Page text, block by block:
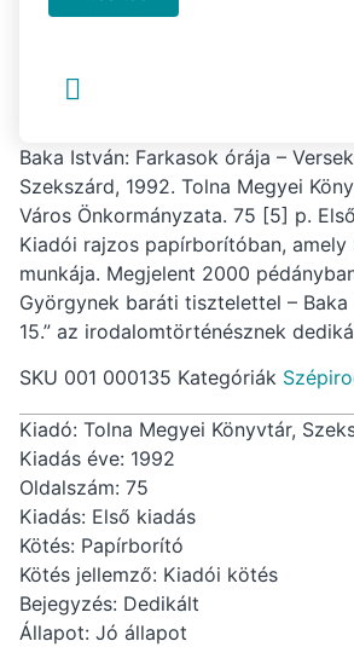
Baka István: Farkasok órája –
Szekszárd, 1992. Tolna Megyei
Város Önkormányzata. 75 [5] p.
Kiadói rajzos papírborítóban, amely
munkája. Megjelent 2000
Györgynek baráti tisztelettel – Baka
15.” az irodalomtörténésznek
SKU 001 000135 Kategóriák
Kiadó: Tolna Megyei Könyvtár,
Kiadás éve: 1992
Oldalszám: 75
Kiadás: Első kiadás
Kötés: Papírborító
Kötés jellemző: Kiadói kötés
Bejegyzés: Dedikált
Állapot: Jó állapot